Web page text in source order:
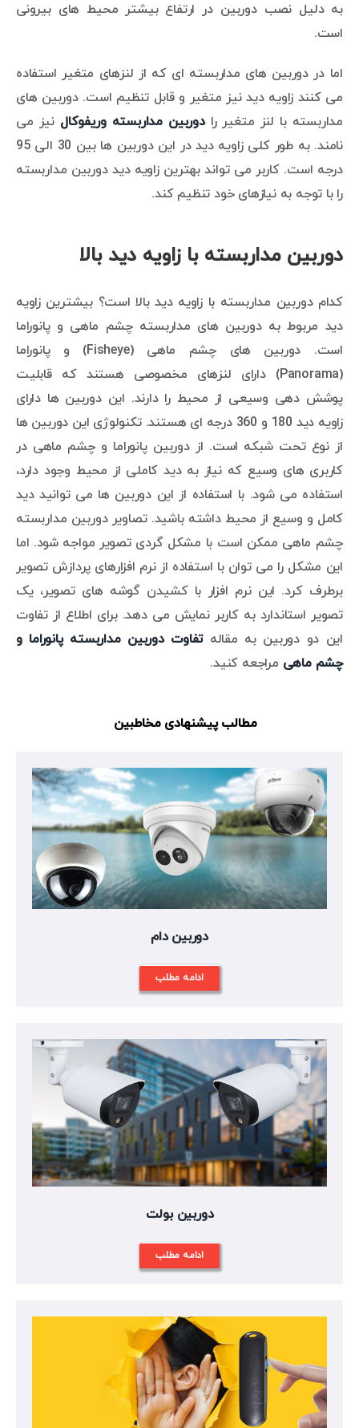
به دلیل نصب دوربین در ارتفاع بیشتر محیط های بیرونی
است.
اما در دوربین های مداربسته ای که از لنزهای متغیر استفاده
می کنند زاویه دید نیز متغیر و قابل تنظیم است. دوربین های
مداربسته با لنز متغیر رادوربین مداربسته وریفوکال نیز می
نامند. به طور کلی زاویه دید در این دوربین ها بین 30 الی 95
درجه است. کاربر می تواند بهترین زاویه دید دوربین مداربسته
را با توجه به نیازهای خود تنظیم کند.
دوربین مداربسته با زاویه دید بالا
کدام دوربین مداربسته با زاویه دید بالا است؟ بیشترین زاویه
دید مربوط به دوربین های مداربسته چشم ماهی و پانوراما
است. دوربین های چشم ماهی (Fisheye) و پانوراما
(Panorama) دارای لنزهای مخصوصی هستند که قابلیت
پوشش دهی وسیعی از محیط را دارند. این دوربین ها دارای
زاویه دید 180 و 360 درجه ای هستند. تکنولوژی این دوربین ها
از نوع تحت شبکه است. از دوربین پانوراما و چشم ماهی در
کاربری های وسیع که نیاز به دید کاملی از محیط وجود دارد،
استفاده می شود. با استفاده از این دوربین ها می توانید دید
کامل و وسیع از محیط داشته باشید. تصاویر دوربین مداربسته
چشم ماهی ممکن است با مشکل گردی تصویر مواجه شود. اما
این مشکل را می توان با استفاده از نرم افزارهای پردازش تصویر
برطرف کرد. این نرم افزار با کشیدن گوشه های تصویر، یک
تصویر استاندارد به کاربر نمایش می دهد. برای اطلاع از تفاوت
این دو دوربین به مقالهتفاوت دوربین مداربسته پانوراما و
چشم ماهی مراجعه کنید.
مطالب پیشنهادی مخاطبین
دوربین دام
ادامه مطلب
دوربین بولت
ادامه مطلب